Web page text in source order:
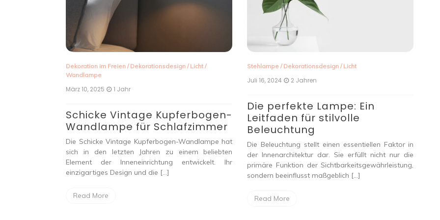
Dekoration im Freien / Dekorationsdesign / Licht /
Wandlampe
März 10, 2025 1 Jahr
Schicke Vintage Kupferbogen-
Wandlampe für Schlafzimmer
Die Schicke Vintage Kupferbogen-Wandlampe hat
sich in den letzten Jahren zu einem beliebten
Element der Inneneinrichtung entwickelt. Ihr
einzigartiges Design und die […]
Read More
Stehlampe / Dekorationsdesign / Licht
Juli 16, 2024 2 Jahren
Die perfekte Lampe: Ein
Leitfaden für stilvolle
Beleuchtung
Die Beleuchtung stellt einen essentiellen Faktor in
der Innenarchitektur dar. Sie erfüllt nicht nur die
primäre Funktion der Sichtbarkeitsgewährleistung,
sondern beeinflusst maßgeblich […]
Read More